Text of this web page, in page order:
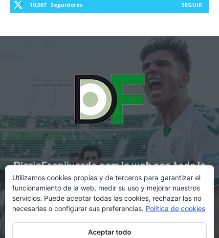
10,507 Seguidores SEGUIR
DiarioFranjiverde.com la web con toda la
información del Elche C.F.
Contacto en:diario@franjiverde.com
Utilizamos cookies propias y de terceros para garantizar el
funcionamiento de la web, medir su uso y mejorar nuestros
servicios. Puede aceptar todas las cookies, rechazar las no
necesarias o configurar sus preferencias. Política de cookies
Aceptar todo